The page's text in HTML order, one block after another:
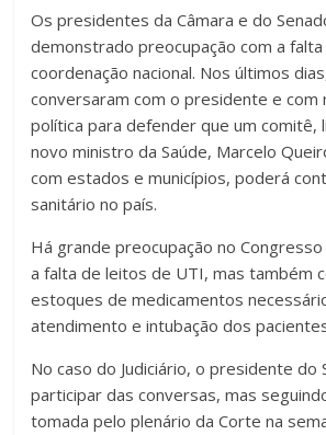
Os presidentes da Câmara e do
demonstrado preocupação com a falta
coordenação nacional. Nos últimos
conversaram com o presidente e com
política para defender que um comitê,
novo ministro da Saúde, Marcelo
com estados e municípios, poderá
sanitário no país.
Há grande preocupação no
a falta de leitos de UTI, mas também
estoques de medicamentos
atendimento e intubação dos
No caso do Judiciário, o presidente do
participar das conversas, mas
tomada pelo plenário da Corte na